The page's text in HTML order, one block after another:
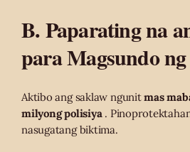
B. Paparating na
para Magsundo ng
Aktibo ang saklaw ngunitmas
milyong polisiya .
nasugatang biktima.